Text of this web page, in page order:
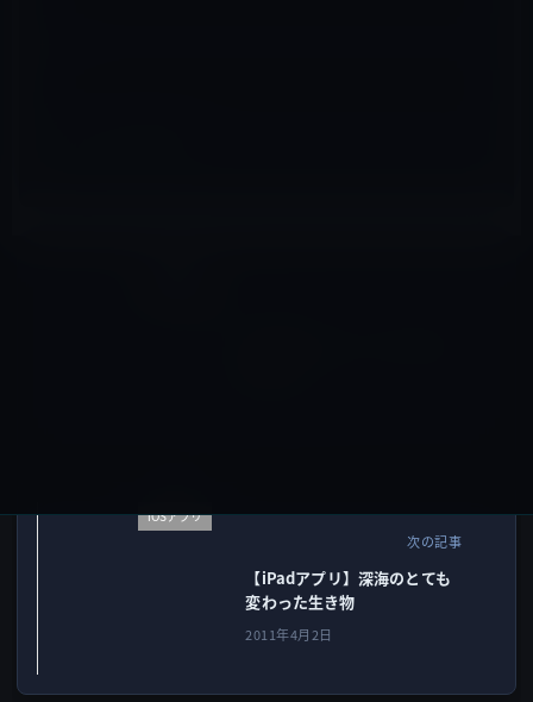
iOSアプリ
次の記事
【iPadアプリ】深海のとても
変わった生き物
2011年4月2日